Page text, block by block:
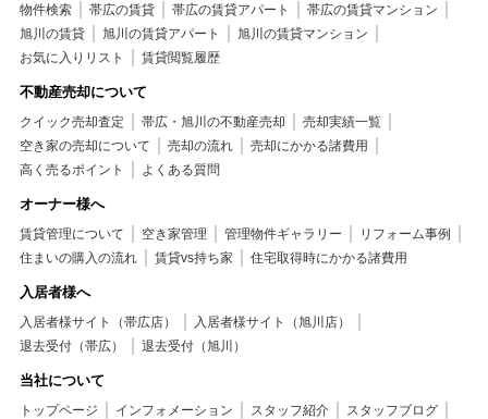
物件検索 帯広の賃貸 帯広の賃貸アパート
帯広の賃貸マンション
旭川の賃貸
旭川の賃貸アパート
旭川の賃貸マンション
お気に入りリスト
賃貸閲覧履歴
不動産売却について
クイック売却査定 帯広・旭川の不動産売却
売却実績一覧
空き家の売却について
売却の流れ
売却にかかる諸費用
高く売るポイント
よくある質問
オーナー様へ
賃貸管理について 空き家管理 管理物件ギャラリー
リフォーム事例
住まいの購入の流れ
賃貸vs持ち家 住宅取得時にかかる諸費用
入居者様へ
入居者様サイト（帯広店）
入居者様サイト（旭川店）
退去受付（帯広）
退去受付（旭川）
当社について
トップページ インフォメーション スタッフ紹介
スタッフブログ